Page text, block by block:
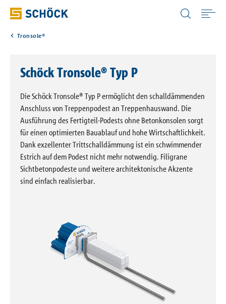
Anwendungen
Produkte
Downloads
Digitale Lösungen
Austria (AT) Deutsch
Tronsole®
Schöck Tronsole® Typ P
Die Schöck Tronsole® Typ P ermöglicht den schalldämmenden
Anschluss von Treppenpodest an Treppenhauswand. Die
Ausführung des Fertigteil-Podests ohne Betonkonsolen sorgt
für einen optimierten Bauablauf und hohe Wirtschaftlichkeit.
Dank exzellenter Trittschalldämmung ist ein schwimmender
Estrich auf dem Podest nicht mehr notwendig. Filigrane
Sichtbetonpodeste und weitere architektonische Akzente
sind einfach realisierbar.